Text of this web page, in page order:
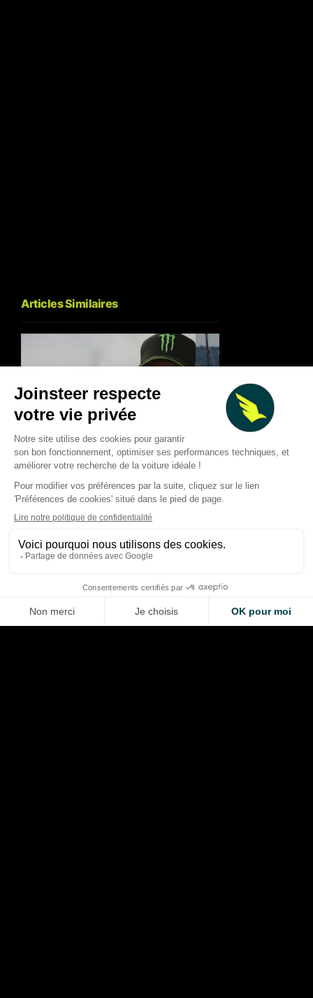
LA VOITURE DE VOS RÊVES
Articles Similaires
MotoGP à Silverstone : six
dossiers mercato qui
s’accélèrent avant le GP de
Grande-Bretagne
Aug 6, 2026
Raul Fernandez
chez Trackhouse
Aug 5, 2026